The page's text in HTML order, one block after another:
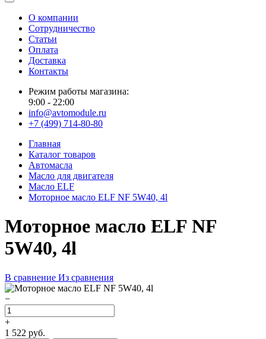
О компании
Сотрудничество
Статьи
Оплата
Доставка
Контакты
Режим работы магазина:
9:00 - 22:00
info@avtomodule.ru
+7 (499) 714-80-80
Главная
Каталог товаров
Автомасла
Масло для двигателя
Масло ELF
Моторное масло ELF NF 5W40, 4l
Моторное масло ELF NF
5W40, 4l
В сравнение Из сравнения
−
+
1 522 руб.